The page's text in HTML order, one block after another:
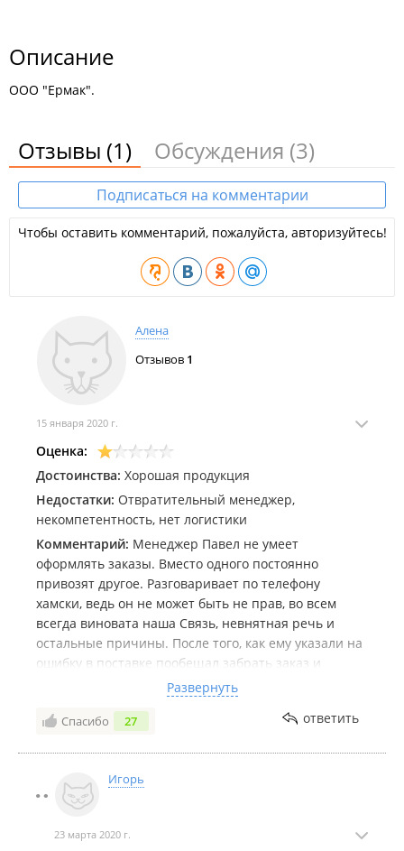
Описание
ООО "Ермак".
Отзывы (1) Обсуждения (3)
Подписаться на комментарии
Чтобы оставить комментарий, пожалуйста, авторизуйтесь!
Алена
Отзывов 1
15 января 2020 г.
Оценка:
Достоинства: Хорошая продукция
Недостатки: Отвратительный менеджер,
некомпетентность, нет логистики
Комментарий: Менеджер Павел не умеет
оформлять заказы. Вместо одного постоянно
привозят другое. Разговаривает по телефону
хамски, ведь он не может быть не прав, во всем
всегда виновата наша Связь, невнятная речь и
остальные причины. После того, как ему указали на
ошибку в поставке пообещал забрать заказ и
привезти верный, предварительно попросив
напомнить ему за день звонком. После этого
перестал брать трубку. Только после звонка с
вести на работе. Сотрудничать с данной компанией
- себе дороже. Ещё нужно учитывать, что если вы
без, естественно, предупреждения. А также, если
Развернуть
Спасибо 27 ответить
Игорь
23 марта 2020 г.